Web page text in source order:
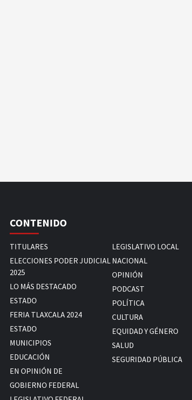
CONTENIDO
TITULARES
ELECCIONES PODER JUDICIAL
2025
LO MÁS DESTACADO
ESTADO
FERIA TLAXCALA 2024
ESTADO
MUNICIPIOS
EDUCACIÓN
EN OPINIÓN DE
GOBIERNO FEDERAL
LEGISLATIVO LOCAL
NACIONAL
OPINIÓN
PODCAST
POLÍTICA
CULTURA
EQUIDAD Y GÉNERO
SALUD
SEGURIDAD PÚBLICA